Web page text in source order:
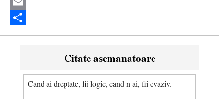
Email
Share
Citate asemanatoare
Cand ai dreptate, fii logic, cand n-ai, fii evaziv.